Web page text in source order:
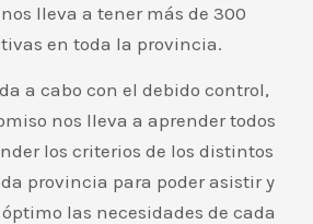
lleva a tener más de 300
en toda la provincia.
a cabo con el debido control,
nos lleva a aprender todos
los criterios de los distintos
provincia para poder asistir y
las necesidades de cada